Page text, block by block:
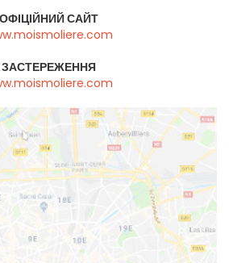
ОФІЦІЙНИЙ САЙТ
ЗАСТЕРЕЖЕННЯ